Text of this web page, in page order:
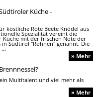
Küche -
köstliche Rote Beete Knödel aus
Spezialität vereint die
Küche mit der frischen Note der
in Südtirol "Rohnen" genannt. Die
» Mehr
Multitalent und viel mehr als
» Mehr